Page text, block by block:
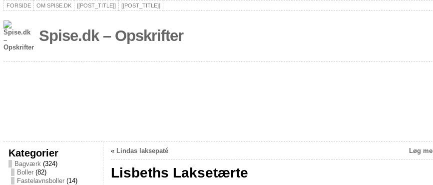
FORSIDE OM SPISE.DK [[POST_TITLE]] [[POST_TITLE]]
Spise.dk – Opskrifter
Kategorier
Bagværk(324)
Boller(82)
Fastelavnsboller(14)
« Lindas laksepaté Løg
Lisbeths Laksetærte